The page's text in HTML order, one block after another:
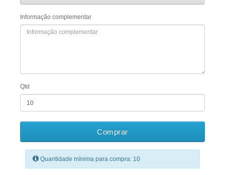
Informação complementar
Qtd
Comprar
Quantidade mínima para compra: 10